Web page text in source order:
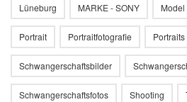
Lüneburg MARKE - SONY Model
Portrait Portraitfotografie Portraits
Schwangerschaftsbilder
Schwangerschaftsfotos Shooting